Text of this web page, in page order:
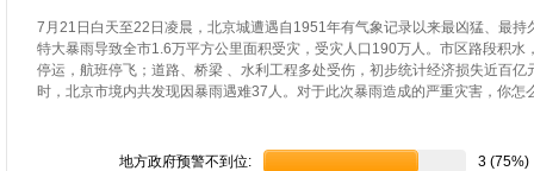
7月21日白天至22日凌晨，北京城遭遇自1951年有气象记录以来最凶猛、最持
特大暴雨导致全市1.6万平方公里面积受灾，受灾人口190万人。市区路段积水
停运，航班停飞；道路、桥梁 、水利工程多处受伤，初步统计经济损失近百亿
时，北京市境内共发现因暴雨遇难37人。对于此次暴雨造成的严重灾害，你怎
地方政府预警不到位: 3 (75%)